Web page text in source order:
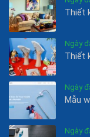
Thiết
Ngày
Thiết
Ngày
Mẫu
Ngày